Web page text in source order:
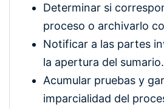
Determinar si
proceso o archivarlo
Notificar a las partes
la apertura del sumario.
Acumular pruebas y
imparcialidad del